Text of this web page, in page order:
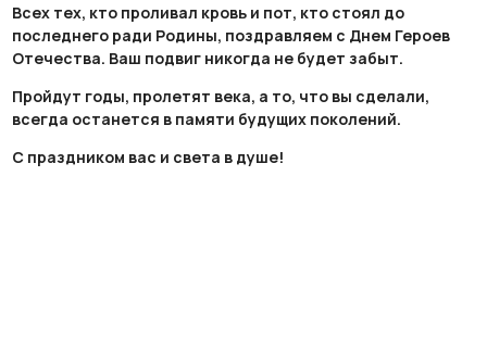
Всех тех, кто проливал кровь и пот, кто стоял до
последнего ради Родины, поздравляем с Днем Героев
Отечества. Ваш подвиг никогда не будет забыт.
Пройдут годы, пролетят века, а то, что вы сделали,
всегда останется в памяти будущих поколений.
С праздником вас и света в душе!